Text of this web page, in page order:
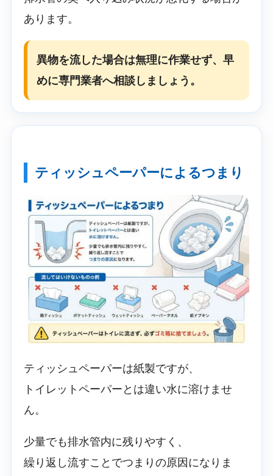
あります。
異物を流した場合は無理に作業せず、早
めに専門業者へ相談しましょう。
ティッシュペーパーによるつまり
ティッシュペーパーは紙製ですが、
トイレットペーパーとは違い水に溶けませ
ん。
少量でも排水管内に残りやすく、
繰り返し流すことでつまりの原因になりま